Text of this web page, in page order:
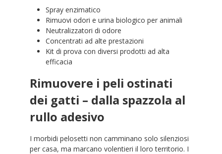
Spray enzimatico
Rimuovi odori e urina biologico per animali
Neutralizzatori di odore
Concentrati ad alte prestazioni
Kit di prova con diversi prodotti ad alta
efficacia
Rimuovere i peli ostinati
dei gatti – dalla spazzola al
rullo adesivo
I morbidi pelosetti non camminano solo silenziosi
per casa, ma marcano volentieri il loro territorio. I